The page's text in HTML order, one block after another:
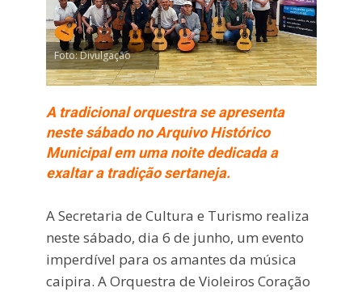
Foto: Divulgação
A tradicional orquestra se apresenta
neste sábado no Arquivo Histórico
Municipal em uma noite dedicada a
exaltar a tradição sertaneja.
A Secretaria de Cultura e Turismo realiza
neste sábado, dia 6 de junho, um evento
imperdível para os amantes da música
caipira. A Orquestra de Violeiros Coração